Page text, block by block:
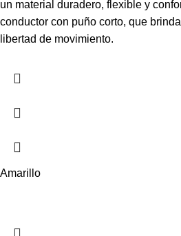
un material duradero, flexible y
conductor con puño corto, que
libertad de movimiento.
Amarillo